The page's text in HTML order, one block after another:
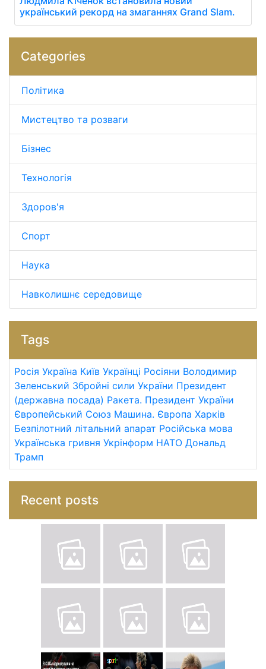
український рекорд на змаганнях Grand Slam.
Categories
Політика
Мистецтво та розваги
Бізнес
Технологія
Здоров'я
Спорт
Наука
Навколишнє середовище
Tags
Росія Україна Київ Українці Росіяни Володимир
Зеленський Збройні сили України Президент
(державна посада) Ракета. Президент України
Європейський Союз Машина. Європа Харків
Безпілотний літальний апарат Російська мова
Українська гривня Укрінформ НАТО Дональд
Трамп
Recent posts